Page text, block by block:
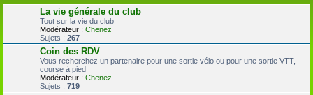
c
La vie générale du club
Tout sur la vie du club
Modérateur : Chenez
Sujets : 267
Coin des RDV
Vous recherchez un partenaire pour une sortie vélo ou pour une sortie VTT,
course à pied
Modérateur : Chenez
Sujets : 719